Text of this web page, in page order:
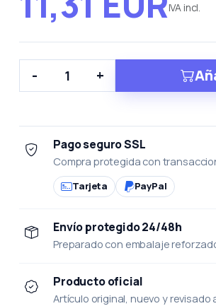
IVA incl.
- +
Pago seguro SSL
Compra protegida con
Tarjeta PayPal
Envío protegido 24/48h
Preparado con embalaje
Producto oficial
Artículo original, nuevo y revisado